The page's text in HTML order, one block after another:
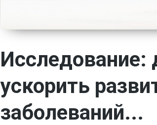
ускорить
заболеваний...